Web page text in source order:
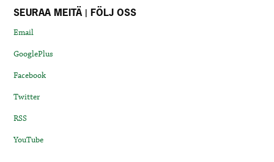
SEURAA MEITÄ | FÖLJ OSS
Email
GooglePlus
Facebook
Twitter
RSS
YouTube